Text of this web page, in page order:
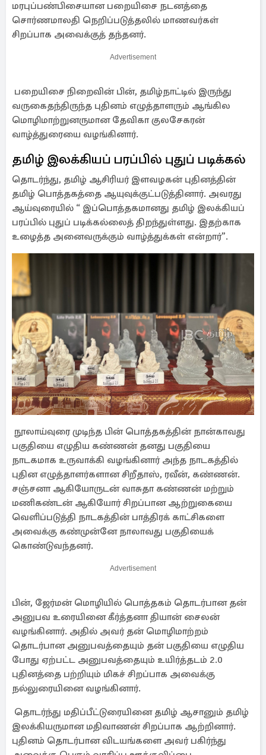
மரபுப்பண்பிசையான பறையிசை நடனத்தை
சொர்ணமாலதி நெறிப்படுத்தலில் மாணவர்கள்
சிறப்பாக அவைக்குத் தந்தனர்.
Advertisement
பறையிசை நிறைவின் பின், தமிழ்நாட்டில் இருந்து
வருகைதந்திருந்த புதினம் எழுத்தாளரும் ஆங்கில
மொழிமாற்றுனருமான தேவிகா குலசேகரன்
வாழ்த்துரையை வழங்கினார்.
தமிழ் இலக்கியப் பரப்பில் புதுப் படிக்கல்
தொடர்ந்து, தமிழ் ஆசிரியர் இளவழகன் புதினத்தின்
தமிழ் பொத்தகத்தை ஆயுவுக்குட்படுத்தினார். அவரது
ஆய்வுரையில் “ இப்பொத்தகமானது தமிழ் இலக்கியப்
பரப்பில் புதுப் படிக்கல்லைத் திறந்துள்ளது. இதற்காக
உழைத்த அனைவருக்கும் வாழ்த்துக்கள் என்றார்”.
நூலாய்வுரை முடிந்த பின் பொத்தகத்தின் நான்காவது
பகுதியை எழுதிய கண்ணன் தனது பகுதியை
நாடகமாக உருவாக்கி வழங்கினார் அந்த நாடகத்தில்
புதின எழுத்தாளர்களான சிறீதாஸ், ரவீன், கண்ணன்.
சஞ்சனா ஆகியோருடன் வாசுதா கண்ணன் மற்றும்
மணிகண்டன் ஆகியோர் சிறப்பான ஆற்றுகையை
வெளிப்படுத்தி நாடகத்தின் பாத்திரக் காட்சிகளை
அவைக்கு கண்முன்னே நாலாவது பகுதியைக்
கொண்டுவந்தனர்.
Advertisement
பின், ஜேர்மன் மொழியில் பொத்தகம் தொடர்பான தன்
அனுபவ உரையினை கீர்த்தனா தியான் சைலன்
வழங்கினார். அதில் அவர் தன் மொழிமாற்றம்
தொடர்பான அனுபவத்தையும் தன் பகுதியை எழுதிய
போது ஏற்பட்ட அனுபவத்தையும் உயிர்த்தடம் 2.0
புதினத்தை பற்றியும் மிகச் சிறப்பாக அவைக்கு
நல்லுரையினை வழங்கினார்.
தொடர்ந்து மதிப்பீட்டுரையினை தமிழ் ஆசானும் தமிழ்
இலக்கியருமான மதிவாணன் சிறப்பாக ஆற்றினார்.
புதினம் தொடர்பான விடயங்களை அவர் பகிர்ந்து